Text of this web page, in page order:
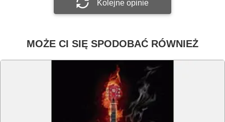
Kolejne opinie
MOŻE CI SIĘ SPODOBAĆ RÓWNIEŻ